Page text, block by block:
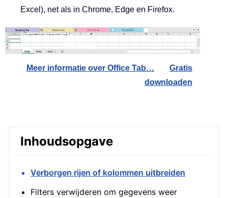
Excel), net als in Chrome, Edge en Firefox.
Meer informatie over Office Tab…
Gratis
downloaden
Inhoudsopgave
Verborgen rijen of kolommen uitbreiden
Filters verwijderen om gegevens weer